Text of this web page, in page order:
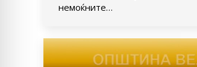
немоќните…